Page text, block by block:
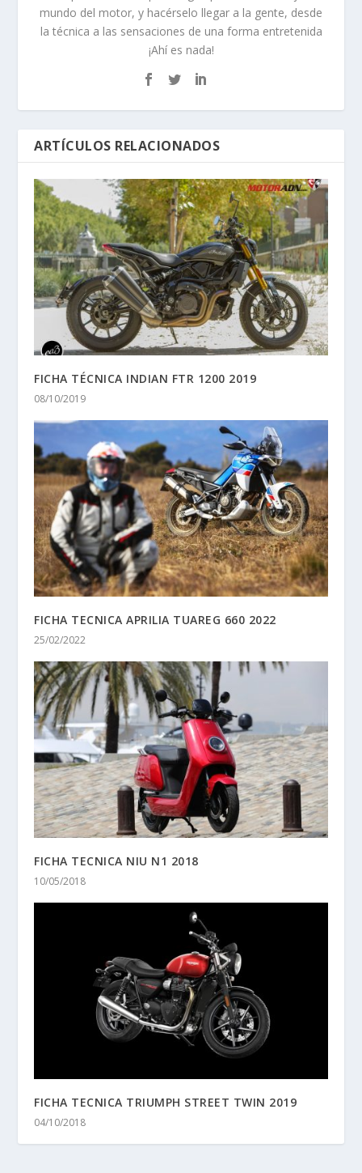
mundo del motor, y hacérselo llegar a la gente, desde
la técnica a las sensaciones de una forma entretenida
¡Ahí es nada!
ARTÍCULOS RELACIONADOS
FICHA TÉCNICA INDIAN FTR 1200 2019
08/10/2019
FICHA TECNICA APRILIA TUAREG 660 2022
25/02/2022
FICHA TECNICA NIU N1 2018
10/05/2018
FICHA TECNICA TRIUMPH STREET TWIN 2019
04/10/2018